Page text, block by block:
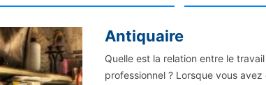
Antiquaire
Quelle est la relation entre le
professionnel ? Lorsque vous